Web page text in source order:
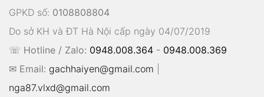
GPKD số: 0108808804
Do sở KH và ĐT Hà Nội cấp ngày 04/07/2019
☏ Hotline / Zalo: 0948.008.364 - 0948.008.369
✉ Email: gachhaiyen@gmail.com
nga87.vlxd@gmail.com